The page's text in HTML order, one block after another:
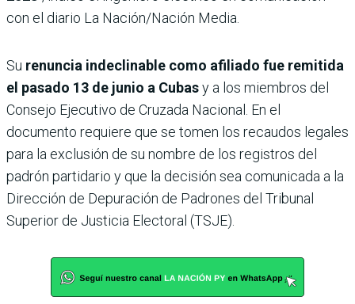
con el diario La Nación/Nación Media.
Su renuncia indeclinable como afiliado fue remitida
el pasado 13 de junio a Cubasy a los miembros del
Consejo Ejecutivo de Cruzada Nacional. En el
documento requiere que se tomen los recaudos legales
para la exclusión de su nombre de los registros del
padrón partidario y que la decisión sea comunicada a la
Dirección de Depuración de Padrones del Tribunal
Superior de Justicia Electoral (TSJE).